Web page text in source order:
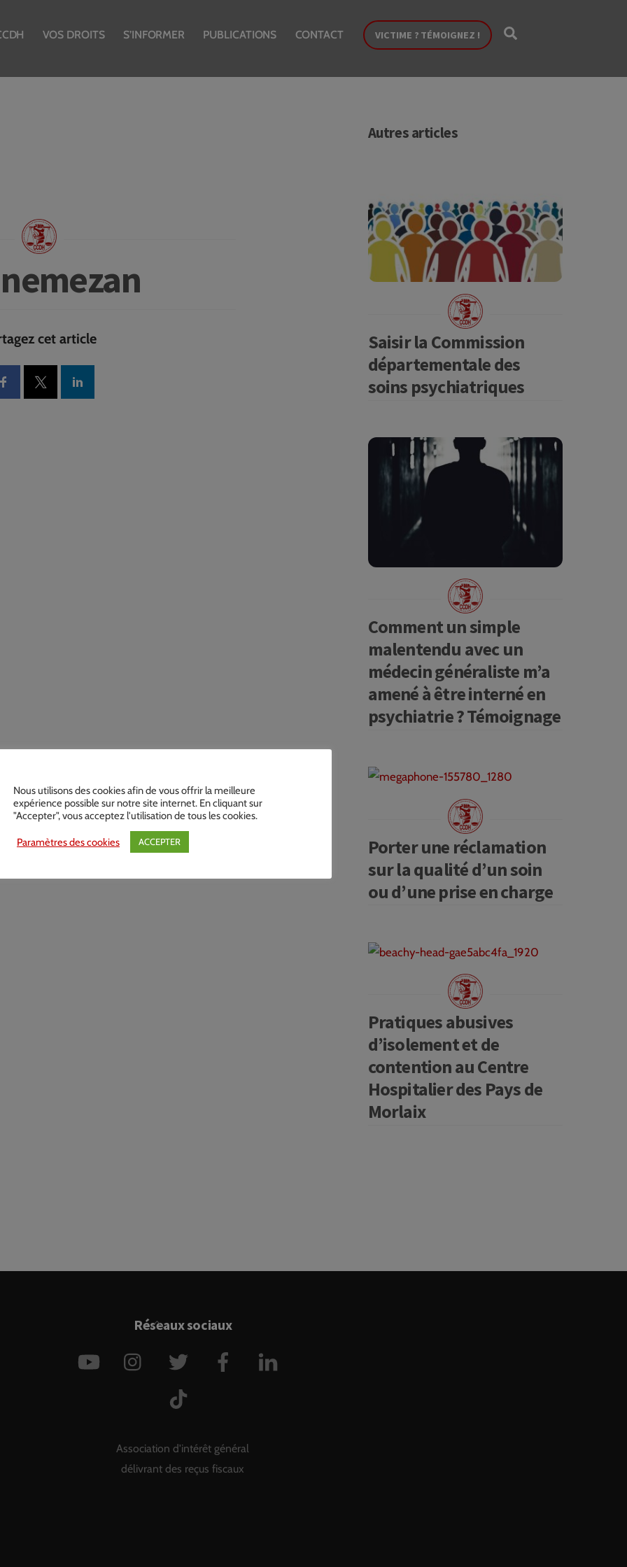
VOS DROITS S’INFORMER PUBLICATIONS CONTACT VICTIME ? TÉMOIGNEZ !
cet article
Autres articles
Saisir la Commission
départementale des
soins psychiatriques
Comment un simple
malentendu avec un
médecin généraliste m’a
amené à être interné en
psychiatrie ? Témoignage
Porter une réclamation
sur la qualité d’un soin
ou d’une prise en charge
Pratiques abusives
d’isolement et de
contention au Centre
Hospitalier des Pays de
Morlaix
Back
Top
Réseaux sociaux
YouTube Instagram Twitter Facebook
Association d'intérêt général
délivrant des reçus fiscaux
Nous utilisons des cookies afin de vous offrir la meilleure
expérience possible sur notre site internet. En cliquant sur
"Accepter", vous acceptez l'utilisation de tous les cookies.
Paramètres des cookies ACCEPTER